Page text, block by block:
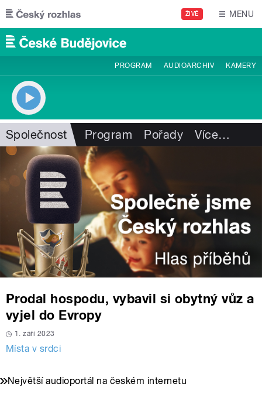
Přejít k hlavnímu obsahu
ŽIVĚ MENU
PROGRAM AUDIOARCHIV KAMERY
Společnost Program Pořady Více…
Prodal hospodu, vybavil si obytný vůz a
vyjel do Evropy
1. září 2023
Místa v srdci
Největší audioportál na českém internetu